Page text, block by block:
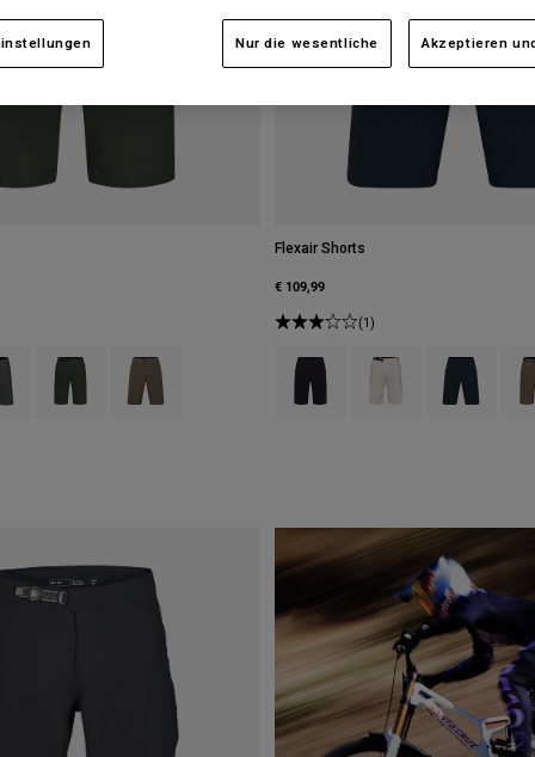
of Schwarz.
swatch type of Dunkles Schattengrau.
Product swatch type of Efeugrün.
Product swatch type of Militärgrün.
Flexair Shorts
€ 109,99
(1)
Product swatch type of Schwarz.
Product swatch type of
Product
Nur die wesentliche Akzeptieren